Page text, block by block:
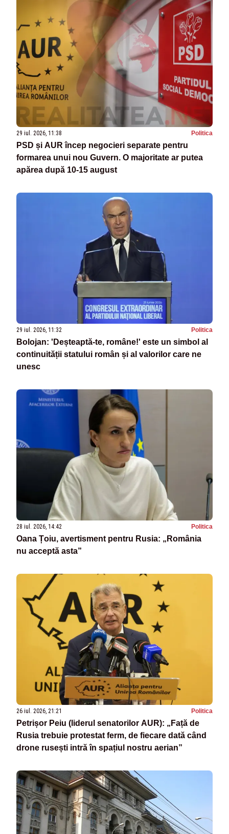
29 iul. 2026, 11:38 Politica
PSD și AUR încep negocieri separate pentru
formarea unui nou Guvern. O majoritate ar putea
apărea după 10-15 august
29 iul. 2026, 11:32 Politica
Bolojan: 'Deșteaptă-te, române!' este un simbol al
continuității statului român și al valorilor care ne
unesc
28 iul. 2026, 14:42 Politica
Oana Țoiu, avertisment pentru Rusia: „România
nu acceptă asta”
26 iul. 2026, 21:21 Politica
Petrișor Peiu (liderul senatorilor AUR): „Față de
Rusia trebuie protestat ferm, de fiecare dată când
drone rusești intră în spațiul nostru aerian”